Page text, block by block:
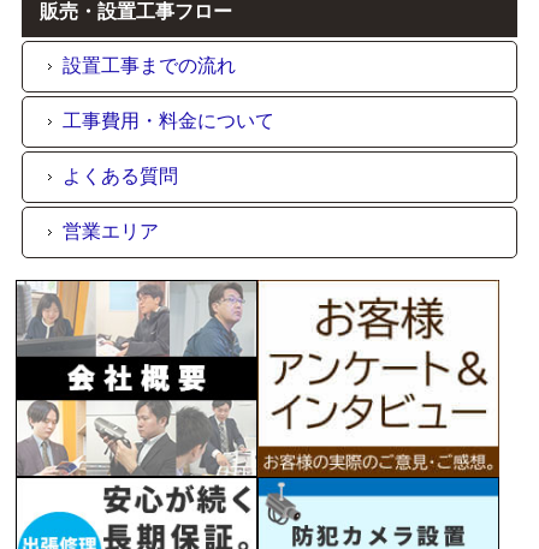
販売・設置工事フロー
設置工事までの流れ
工事費用・料金について
よくある質問
営業エリア